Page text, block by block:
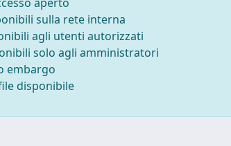
sulla rete interna
agli utenti autorizzati
solo agli amministratori
embargo
disponibile